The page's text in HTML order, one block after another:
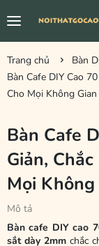
Trang chủ
Bàn
Bàn Cafe DIY Cao
Cho Mọi Không Gian
Bàn Cafe
Giản,
Mọi Không
Mô tả
Bàn cafe DIY cao
sắt dày 2mm chắc